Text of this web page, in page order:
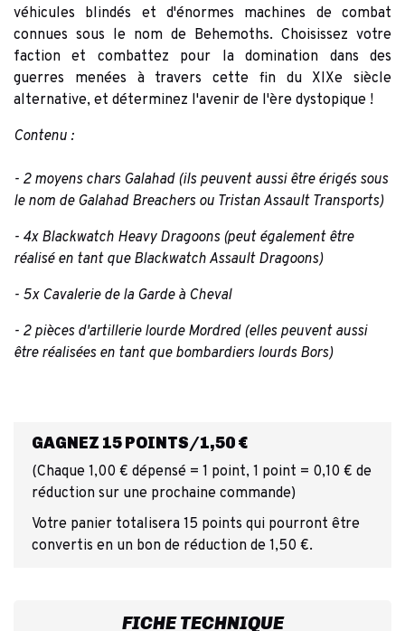
véhicules blindés et d'énormes machines de combat
connues sous le nom de Behemoths. Choisissez votre
faction et combattez pour la domination dans des
guerres menées à travers cette fin du XIXe siècle
alternative, et déterminez l'avenir de l'ère dystopique !
Contenu :
- 2 moyens chars Galahad (ils peuvent aussi être érigés sous
le nom de Galahad Breachers ou Tristan Assault Transports)
- 4x Blackwatch Heavy Dragoons (peut également être
réalisé en tant que Blackwatch Assault Dragoons)
- 5x Cavalerie de la Garde à Cheval
- 2 pièces d'artillerie lourde Mordred (elles peuvent aussi
être réalisées en tant que bombardiers lourds Bors)
GAGNEZ 15 POINTS/1,50 €
(Chaque 1,00 € dépensé = 1 point, 1 point = 0,10 € de
réduction sur une prochaine commande)
Votre panier totalisera 15 points qui pourront être
convertis en un bon de réduction de 1,50 €.
FICHE TECHNIQUE